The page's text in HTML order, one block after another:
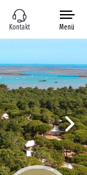
Kontakt Menü